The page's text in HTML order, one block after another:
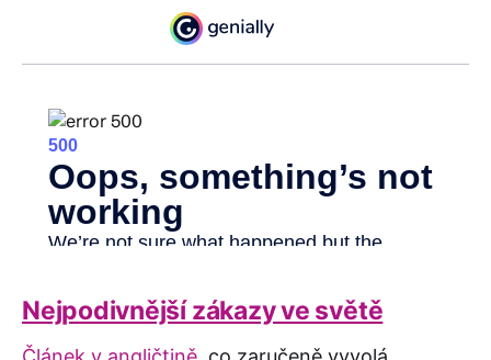
Nejpodivnější zákazy ve světě